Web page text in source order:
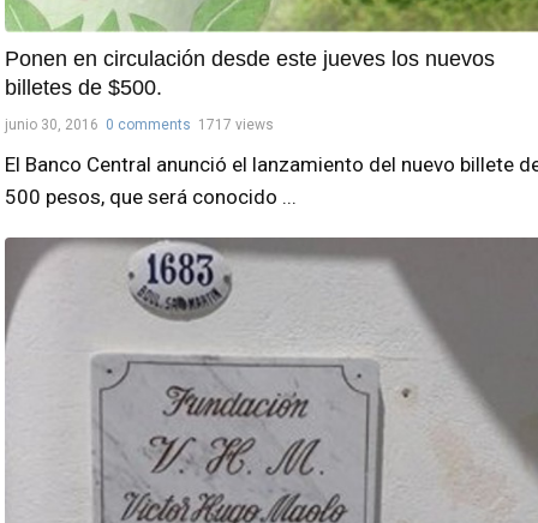
Ponen en circulación desde este jueves los nuevos
billetes de $500.
junio 30, 2016 0 comments 1717 views
El Banco Central anunció el lanzamiento del nuevo billete
500 pesos, que será conocido ...